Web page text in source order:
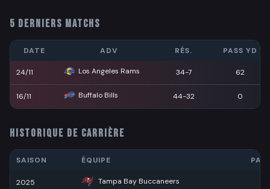
5 DERNIERS MATCHS
DATE ADV RÉS. PASS YD
24/11 Los Angeles Rams 34-7 62
16/11 Buffalo Bills 44-32 0
HISTORIQUE DE CARRIÈRE
SAISON ÉQUIPE
2025 Tampa Bay Buccaneers